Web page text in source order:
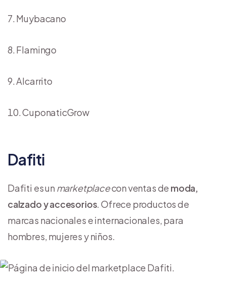
Muybacano
Flamingo
Alcarrito
CuponaticGrow
Dafiti
Dafiti es un marketplacecon ventas de moda,
calzado y accesorios. Ofrece productos de
marcas nacionales e internacionales, para
hombres, mujeres y niños.